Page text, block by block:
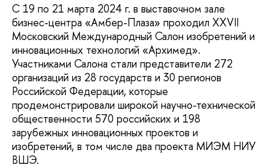
С 19 по 21 марта 2024 г. в выставочном зале
бизнес-центра «Амбер-Плаза» проходил XXVII
Московский Международный Салон изобретений и
инновационных технологий «Архимед».
Участниками Салона стали представители 272
организаций из 28 государств и 30 регионов
Российской Федерации, которые
продемонстрировали широкой научно-технической
общественности 570 российских и 198
зарубежных инновационных проектов и
изобретений, в том числе два проекта МИЭМ НИУ
ВШЭ.